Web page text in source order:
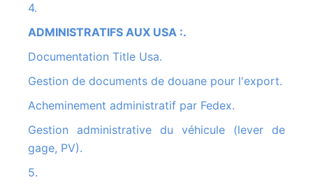
4.
ADMINISTRATIFS AUX USA :.
Documentation Title Usa.
Gestion de documents de douane pour l'export.
Acheminement administratif par Fedex.
Gestion administrative du véhicule (lever de
gage, PV).
5.